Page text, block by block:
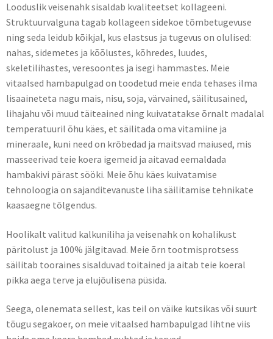
Looduslik veisenahk sisaldab kvaliteetset kollageeni.
Struktuurvalguna tagab kollageen sidekoe tõmbetugevuse
ning seda leidub kõikjal, kus elastsus ja tugevus on olulised:
nahas, sidemetes ja kõõlustes, kõhredes, luudes,
skeletilihastes, veresoontes ja isegi hammastes. Meie
vitaalsed hambapulgad on toodetud meie enda tehases ilma
lisaaineteta nagu mais, nisu, soja, värvained, säilitusained,
lihajahu või muud täiteained ning kuivatatakse õrnalt madalal
temperatuuril õhu käes, et säilitada oma vitamiine ja
mineraale, kuni need on krõbedad ja maitsvad maiused, mis
masseerivad teie koera igemeid ja aitavad eemaldada
hambakivi pärast sööki. Meie õhu käes kuivatamise
tehnoloogia on sajanditevanuste liha säilitamise tehnikate
kaasaegne tõlgendus.
Hoolikalt valitud kalkuniliha ja veisenahk on kohalikust
päritolust ja 100% jälgitavad. Meie õrn tootmisprotsess
säilitab tooraines sisalduvad toitained ja aitab teie koeral
pikka aega terve ja elujõulisena püsida.
Seega, olenemata sellest, kas teil on väike kutsikas või suurt
tõugu segakoer, on meie vitaalsed hambapulgad lihtne viis